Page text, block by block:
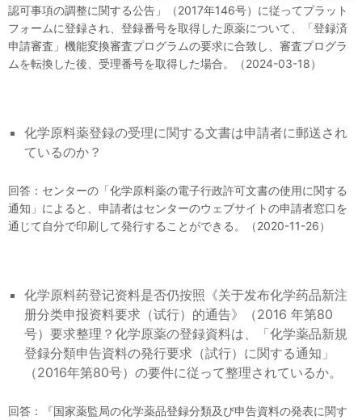
認可事項の調整に関する公告」（2017年146号）に従ってプラット
フォームに登録され、登録番号を取得した原薬について、「登録済
申請審査」機能変換審査プログラムの要求に合致し、審査プログラ
ムを転換した後、受理番号を取得した場合。（2024-03-18）
化学原料薬登録の受理に関する文書は申請者に郵送され
ているのか？
回答：センターの「化学原料薬の電子行政許可文書の使用に関する
通知」によると、申請者はセンターのウェブサイトの申請者窓口を
通じて自分で印刷して発行することができる。（2020-11-26）
化学原料药登记资料是否仍按照《关于发布化学药品新注
册分类申报资料要求（试行）的通告》（2016 年第80
号）要求整理？化学原薬の登録資料は、「化学薬品新規
登録分類申告資料の発行要求（試行）に関する通知」
（2016年第80号）の要件に従って整理されているか。
回答：『国家薬監局の化学薬品登録分類及び申告資料の発表に関す